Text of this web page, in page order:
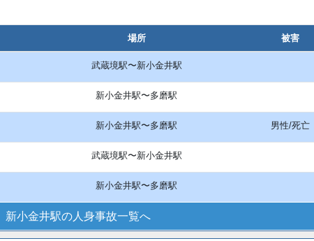
場所 被害
武蔵境駅〜新小金井駅
新小金井駅〜多磨駅
新小金井駅〜多磨駅 男性/死亡
武蔵境駅〜新小金井駅
新小金井駅〜多磨駅
新小金井駅の人身事故一覧へ